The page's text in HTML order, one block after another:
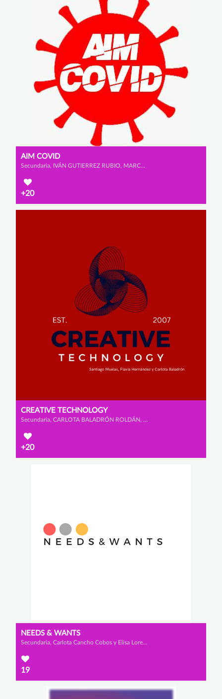
AIM COVID
Secundaria, IVÁN GUTIERREZ RUBIO, MARCO LÓPEZ GÓMEZ y ADRIÁN GARCÍA SANTAMARÍA
+20
CREATIVE TECHNOLOGY
Secundaria, CARLOTA BALADRÓN ROLDÁN, FLAVIA HERNÁNDEZ ZAMORA y SANTIAGO MUELAS SOMOHANO
+20
NEEDS & WANTS
Secundaria, Carlota Cancho Cobos y Elisa Lorenzo Ortega
19